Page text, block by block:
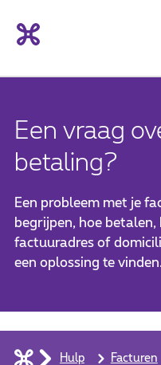
Een vraag
betaling?
Een probleem met je
begrijpen, hoe
factuuradres of
een oplossing te vinden.
Hulp Facturen